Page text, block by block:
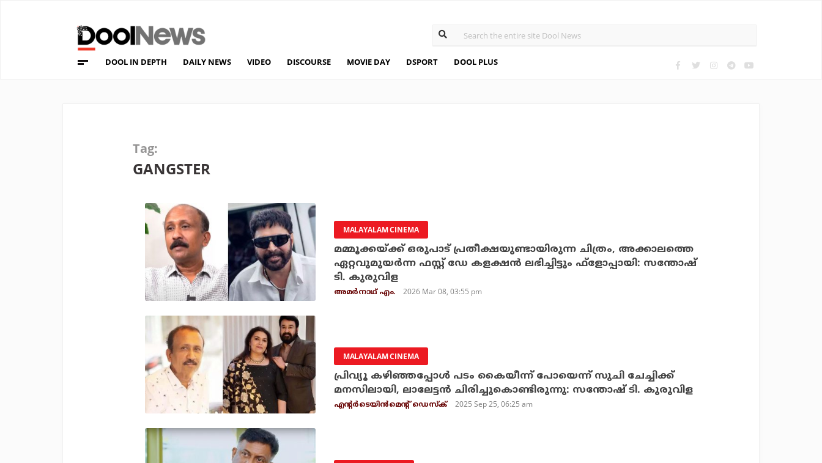
DOOL IN DEPTH DAILY NEWS VIDEO DISCOURSE MOVIE DAY DSPORT DOOL PLUS
Tag:
GANGSTER
MALAYALAM CINEMA
മമ്മൂക്കയ്ക്ക് ഒരുപാട് പ്രതീക്ഷയുണ്ടായിരുന്ന ചിത്രം, അക്കാലത്തെ
ഏറ്റവുമുയര്‍ന്ന ഫസ്റ്റ് ഡേ കളക്ഷന്‍ ലഭിച്ചിട്ടും ഫ്‌ളോപ്പായി: സന്തോഷ്
ടി. കുരുവിള
അമര്‍നാഥ് എം. 2026 Mar 08, 03:55 pm
MALAYALAM CINEMA
പ്രിവ്യൂ കഴിഞ്ഞപ്പോള്‍ പടം കൈയീന്ന് പോയെന്ന് സുചി ചേച്ചിക്ക്
മനസിലായി, ലാലേട്ടന്‍ ചിരിച്ചുകൊണ്ടിരുന്നു: സന്തോഷ് ടി. കുരുവിള
എന്റര്‍ടെയിന്‍മെന്റ് ഡെസ്‌ക് 2025 Sep 25, 06:25 am